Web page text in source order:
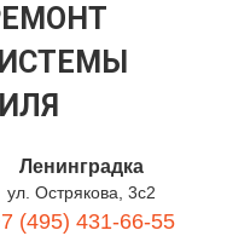
Ленинградка
ул. Острякова, 3с2
(495) 431-66-55